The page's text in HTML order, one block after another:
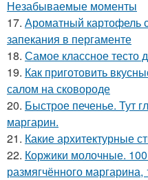
Незабываемые моменты
17. Ароматный картофель
запекания в пергаменте
18. Самое классное тесто
19. Как приготовить
салом на сковороде
20. Быстрое печенье. Тут
маргарин.
21. Какие архитектурные
22. Коржики молочные.
размягчённого